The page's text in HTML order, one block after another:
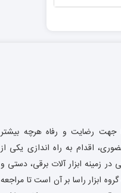
جهت رضایت و رفاه هرچه بیشتر
اقدام به راه اندازی یکی از
در زمینه ابزار آلات برقی، دستی و
ابزار راسا بر آن است تا مراجعه